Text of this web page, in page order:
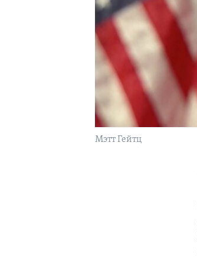
Мэтт Гейтц